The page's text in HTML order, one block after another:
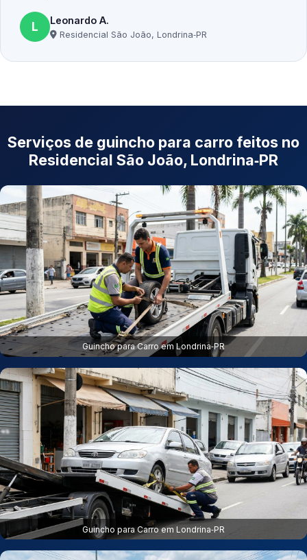
L Leonardo A.
Residencial São João, Londrina‑PR
Serviços de guincho para carro feitos no
Residencial São João, Londrina‑PR
Guincho para Carro em Londrina‑PR
Guincho para Carro em Londrina‑PR